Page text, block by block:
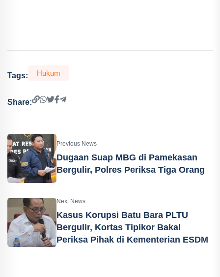
Tags: Hukum
Share:
Previous News
Dugaan Suap MBG di Pamekasan
Bergulir, Polres Periksa Tiga Orang
Next News
Kasus Korupsi Batu Bara PLTU
Bergulir, Kortas Tipikor Bakal
Periksa Pihak di Kementerian ESDM